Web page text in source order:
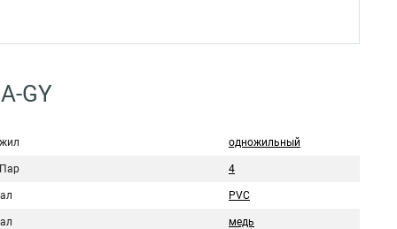
GY
одножильный
4
PVC
медь